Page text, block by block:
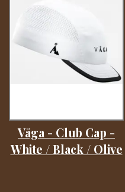
Våga - Club Cap -
White / Black / Olive